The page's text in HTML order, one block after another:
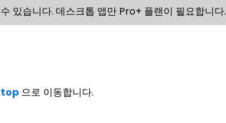
있습니다. 데스크톱 앱만 Pro+ 플랜이 필요합니다.
으로 이동합니다.